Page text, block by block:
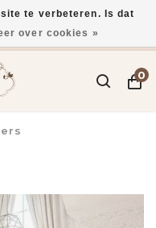
verzonden*
0
te verbeteren. Is dat
over cookies »